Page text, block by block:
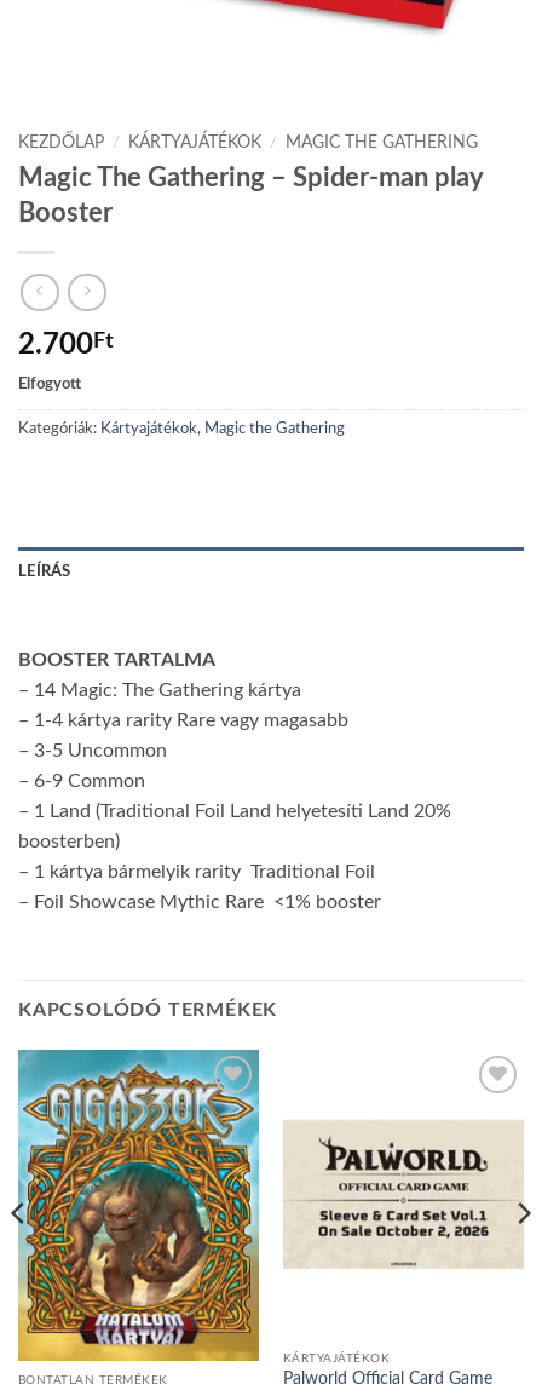
KEZDŐLAP / KÁRTYAJÁTÉKOK / MAGIC THE GATHERING
Magic The Gathering – Spider-man play
Booster
2.700Ft
Elfogyott
Kategóriák: Kártyajátékok, Magic the Gathering
LEÍRÁS
BOOSTER TARTALMA
– 14 Magic: The Gathering kártya
– 1-4 kártya rarity Rare vagy magasabb
– 3-5 Uncommon
– 6-9 Common
– 1 Land (Traditional Foil Land helyetesíti Land 20%
boosterben)
– 1 kártya bármelyik rarity Traditional Foil
– Foil Showcase Mythic Rare <1% booster
KAPCSOLÓDÓ TERMÉKEK
Add to
wishlist
BONTATLAN TERMÉKEK
KÁRTYAJÁTÉKOK
Palworld Official Card Game